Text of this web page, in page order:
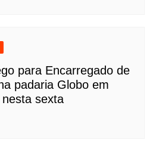
para Encarregado de
padaria Globo em
sexta